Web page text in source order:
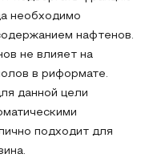
необходимо
нафтенов.
не влияет на
в риформате.
данной цели
подходит для